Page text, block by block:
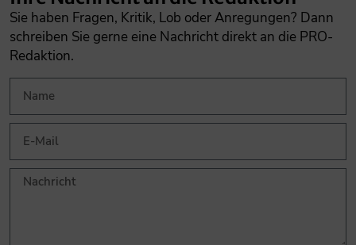
Sie haben Fragen, Kritik, Lob oder Anregungen? Dann
schreiben Sie gerne eine Nachricht direkt an die PRO-
Redaktion.